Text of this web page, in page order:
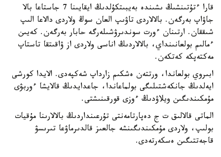
قارا ءتۇتىنشىڭ ىشىندە بەيبىتكۇلدىڭ ايقايىنا 7 جاستاعا بالا
جاۋاپ بەرگەن. بالالاردى تاۋىپ العان سوڭ ولاردى دالاعا الىپ
شىققان. ارتىنان ءورت سوندىرۋشىلەرگە حابار بەرگەن. كەيىن
ءمالىم بولعانىنداي، بالالاردىڭ اناسى ولاردى از ۋاقىتقا تاستاپ
مەكتەپكە كەتكەن.
ابىروي بولعاندا، ورتتەن ەشكىم زارداپ شەكپەدى. الايدا كورشى
ايەلدىڭ جانكەشتىلىگى بولماعاندا، جاعدايدىڭ قالايشا ءوربۋى
مۇمكىندىگىن ويلاۋدىڭ ءوزى قورقىنىشتى.
الماتى قالالىق ت ج دەپارتامەنتى تۇرعىنداردىڭ بالالارىنا مۇقيات
بولىپ، ولاردى مۇمكىندىگىنشە جالعىز قالدىرماۋعا تىرىسۋ
قاجەتتىگىن ەسكەرتەدى.